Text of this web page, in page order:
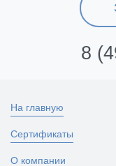
8
На главную
Сертификаты
О компании